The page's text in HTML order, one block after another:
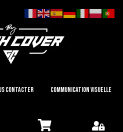
contacter Communication visuelle